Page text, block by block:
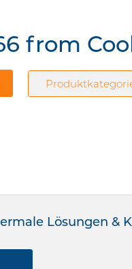
from
Lösungen &